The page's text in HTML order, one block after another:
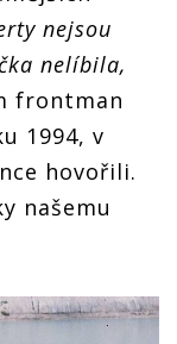
nejsou
nelíbila,
frontman
1994, v
hovořili.
našemu